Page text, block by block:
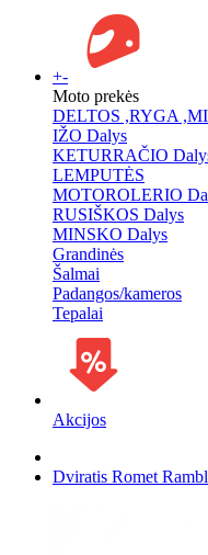
+-
Moto prekės
DELTOS ,RYGA
IŽO Dalys
KETURRAČIO
LEMPUTĖS
MOTOROLERIO
RUSIŠKOS Dalys
MINSKO Dalys
Grandinės
Šalmai
Padangos/kameros
Tepalai
Akcijos
Dviratis Romet